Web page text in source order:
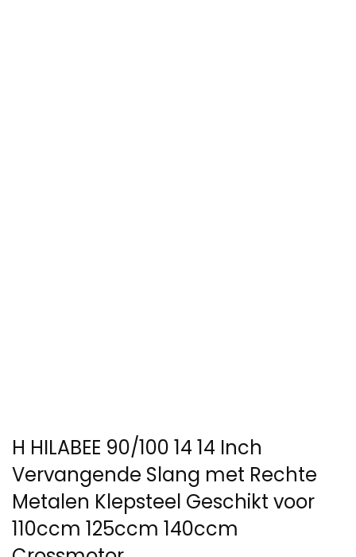
H HILABEE 90/100 14 14 Inch
Vervangende Slang met Rechte
Metalen Klepsteel Geschikt voor
110ccm 125ccm 140ccm